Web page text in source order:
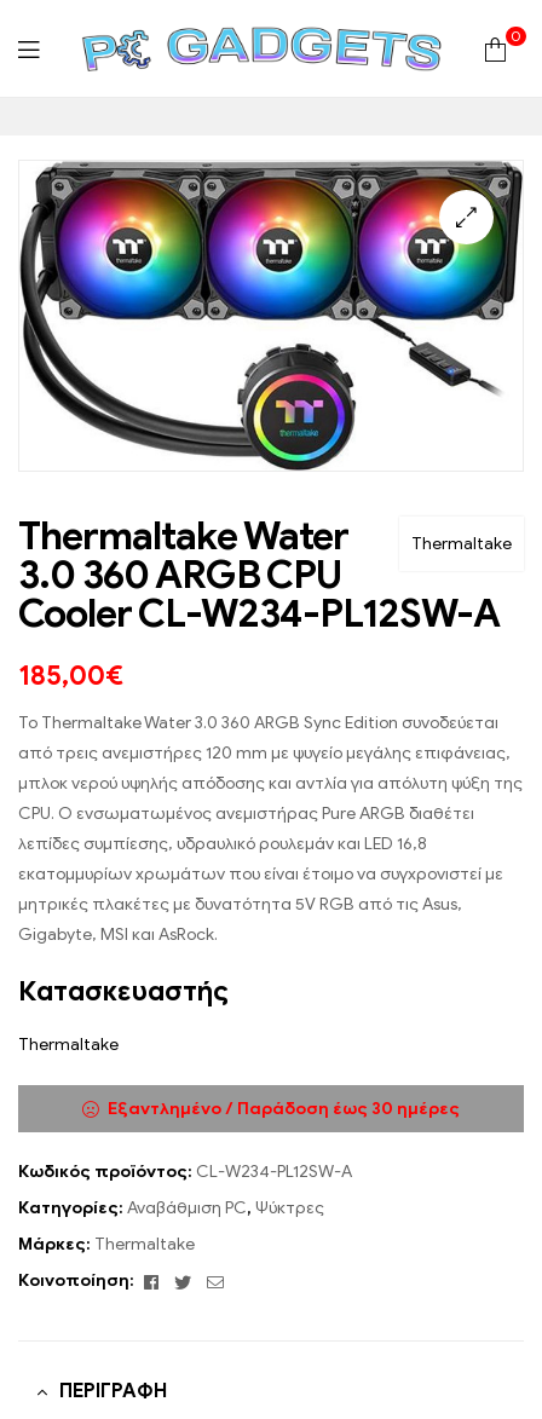
Gadgets
Plus
|
|
Αναλώσιμα
0
Thermaltake
Thermaltake Water
3.0 360 ARGB CPU
Cooler CL-W234-PL12SW-A
185,00€
Το Thermaltake Water 3.0 360 ARGB Sync Edition συνοδεύεται
από τρεις ανεμιστήρες 120 mm με ψυγείο μεγάλης επιφάνειας,
μπλοκ νερού υψηλής απόδοσης και αντλία για απόλυτη ψύξη της
CPU. Ο ενσωματωμένος ανεμιστήρας Pure ARGB διαθέτει
λεπίδες συμπίεσης, υδραυλικό ρουλεμάν και LED 16,8
εκατομμυρίων χρωμάτων που είναι έτοιμο να συγχρονιστεί με
μητρικές πλακέτες με δυνατότητα 5V RGB από τις Asus,
Gigabyte, MSI και AsRock.
Κατασκευαστής
Thermaltake
Εξαντλημένο / Παράδοση έως 30 ημέρες
Κωδικός προϊόντος: CL-W234-PL12SW-A
Κατηγορίες: Αναβάθμιση PC, Ψύκτρες
Μάρκες: Thermaltake
Κοινοποίηση:
Facebook
TwitterEmail
ΠΕΡΙΓΡΑΦΉ